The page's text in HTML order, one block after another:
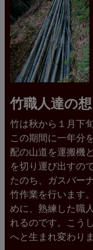
竹職人達の
竹は秋から１月下
この期間に一年分
配の山道を運搬機
を切り運び出すの
たのち、ガスバー
竹作業を行います
めに、熟練した職
れるのです。こう
へと生まれ変わりま